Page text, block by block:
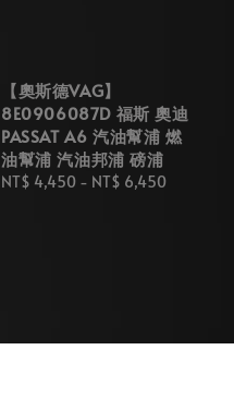
【奧斯德VAG】
8E0906087D 福斯 奧迪
PASSAT A6 汽油幫浦 燃
油幫浦 汽油邦浦 磅浦
Regular
NT$ 4,450 - NT$ 6,450